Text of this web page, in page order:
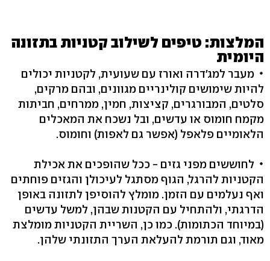
המלצות: טיפים לשילוב קטניות בתזונה
היומית
מעבר למג'דרה ואורז עם שעועית, לקטניות יכולים
להיות שימושים קולינריים מגוונים, ובהם מרקים,
סלטים, המבורגרים, קציצות, חמין, ממרחים, חביתות
מקמח חומוס או עדשים, ובל נשכח את המאכלים
הלאומיים פלאפל (אפשר גם לאפות) וחומוס.
לחוששים מפני גזים - ככל שהופכים את אכילת
הקטניות להרגל, הגוף מסתגל לעיכולן והגזים פוחתים
ואף נעלמים עם הזמן. מומלץ להוסיפן לתזונה באופן
הדרגתי, ולהתחיל עם הקטנות שבהן, למשל עדשים
(במיוחד הכתומות). כמו כן, השריית הקטניות מומלצת
מאוד, וגם תורמת להעלאת הערך התזונתי שלהן.